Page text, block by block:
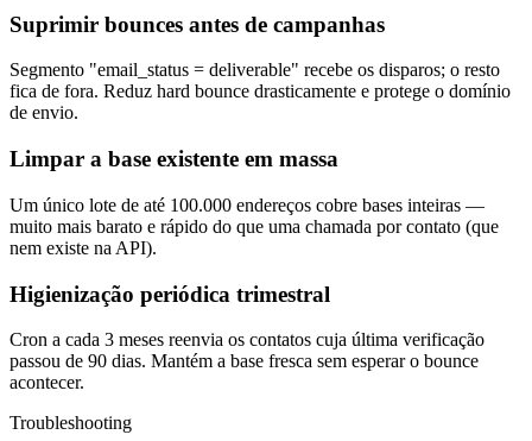
Suprimir bounces antes de campanhas
Segmento "email_status = deliverable" recebe os disparos; o resto
fica de fora. Reduz hard bounce drasticamente e protege o domínio
de envio.
Limpar a base existente em massa
Um único lote de até 100.000 endereços cobre bases inteiras —
muito mais barato e rápido do que uma chamada por contato (que
nem existe na API).
Higienização periódica trimestral
Cron a cada 3 meses reenvia os contatos cuja última verificação
passou de 90 dias. Mantém a base fresca sem esperar o bounce
acontecer.
Troubleshooting